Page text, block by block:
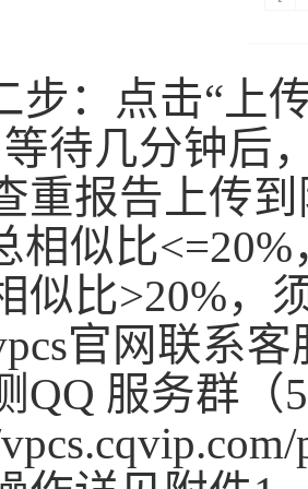
步：点击“上
待几分钟后
重报告上传
相似比
似比>20%，
pcs官网联系客
QQ 服务群 （